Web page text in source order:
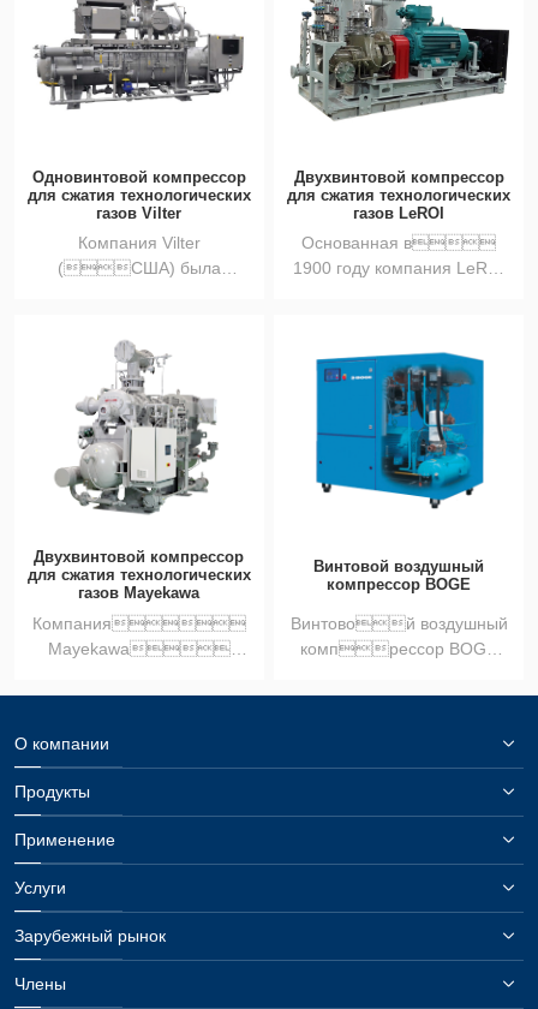
Одновинтовой компрессор
для сжатия технологических
газов Vilter
Компания Vilter
(США) была
Двухвинтовой компрессор
для сжатия технологических
газов LeROI
Основанная в
1900 году компания LeROI
Двухвинтовой компрессор
для сжатия технологических
газов Mayekawa
Компания
Mayekawa
1924 году, и ее ...
Винтовой воздушный
компрессор BOGE
Винтовой воздушный
компрессор BOGE
О компании
Продукты
Применение
Услуги
Зарубежный рынок
Члены